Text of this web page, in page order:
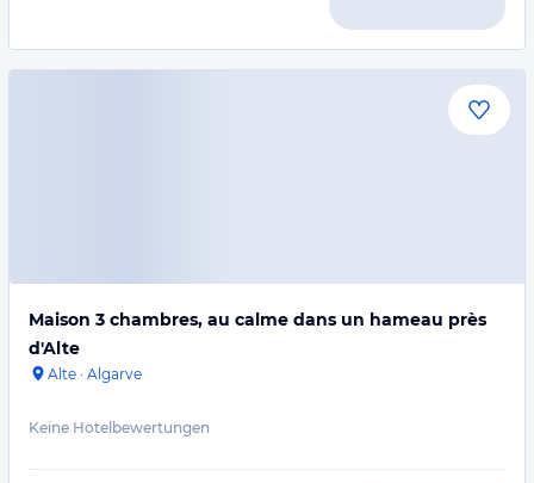
Maison 3 chambres, au calme dans un hameau près
d'Alte
Alte · Algarve
Keine Hotelbewertungen